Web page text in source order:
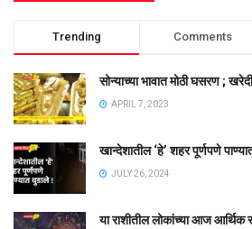
Trending Comments
सोन्याच्या भावात मोठी घसरण ;
APRIL 7, 2023
खान्देशातील ‘हे’ शहर पूर्णपणे
JULY 26, 2024
या राशीतील लोकांच्या आज आर्थिक